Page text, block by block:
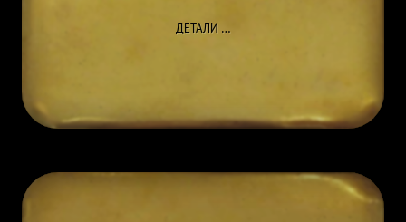
ДЕТАЛИ…ДО LEOPOLD BUCHSBAUM